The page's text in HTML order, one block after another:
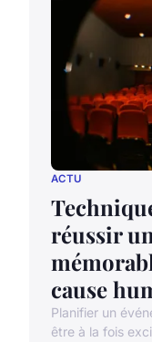
ACTU
réussir
cause
Planifier un
être à la fois